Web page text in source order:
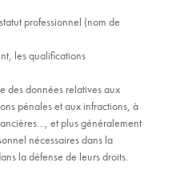
professionnel (nom de
les qualifications
des données relatives aux
pénales et aux infractions, à
et plus généralement
nécessaires dans la
la défense de leurs droits.